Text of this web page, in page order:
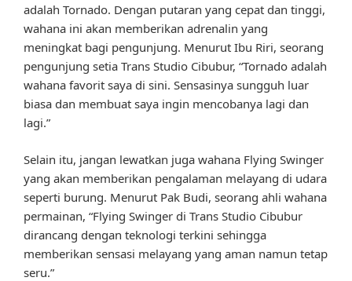
adalah Tornado. Dengan putaran yang cepat dan tinggi,
wahana ini akan memberikan adrenalin yang
meningkat bagi pengunjung. Menurut Ibu Riri, seorang
pengunjung setia Trans Studio Cibubur, “Tornado adalah
wahana favorit saya di sini. Sensasinya sungguh luar
biasa dan membuat saya ingin mencobanya lagi dan
lagi.”
Selain itu, jangan lewatkan juga wahana Flying Swinger
yang akan memberikan pengalaman melayang di udara
seperti burung. Menurut Pak Budi, seorang ahli wahana
permainan, “Flying Swinger di Trans Studio Cibubur
dirancang dengan teknologi terkini sehingga
memberikan sensasi melayang yang aman namun tetap
seru.”